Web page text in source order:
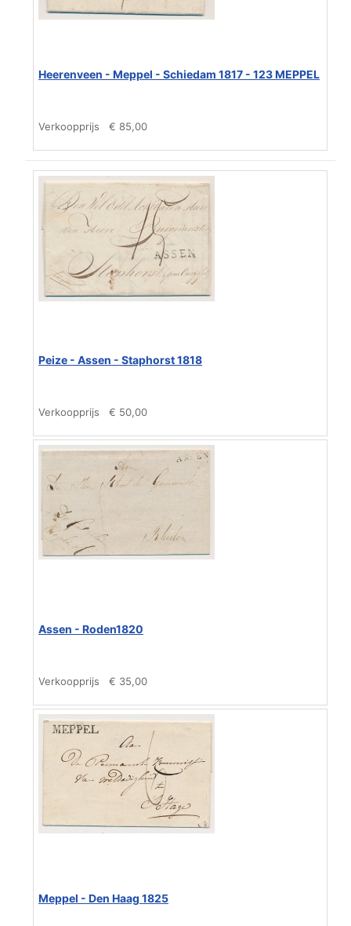
Heerenveen - Meppel - Schiedam 1817 - 123 MEPPEL
Verkoopprijs € 85,00
Peize - Assen - Staphorst 1818
Verkoopprijs € 50,00
Assen - Roden1820
Verkoopprijs € 35,00
Meppel - Den Haag 1825